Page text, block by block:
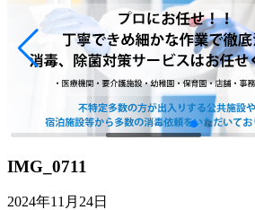
IMG_0711
2024年11月24日